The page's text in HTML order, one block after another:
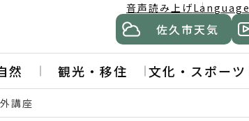
音声読み上げLanguage
佐久市天気
然 観光・移住 文化・スポーツ
講座